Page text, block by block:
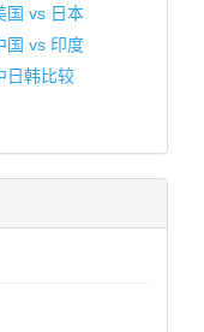
国 vs 日本
国 vs 印度
日韩比较